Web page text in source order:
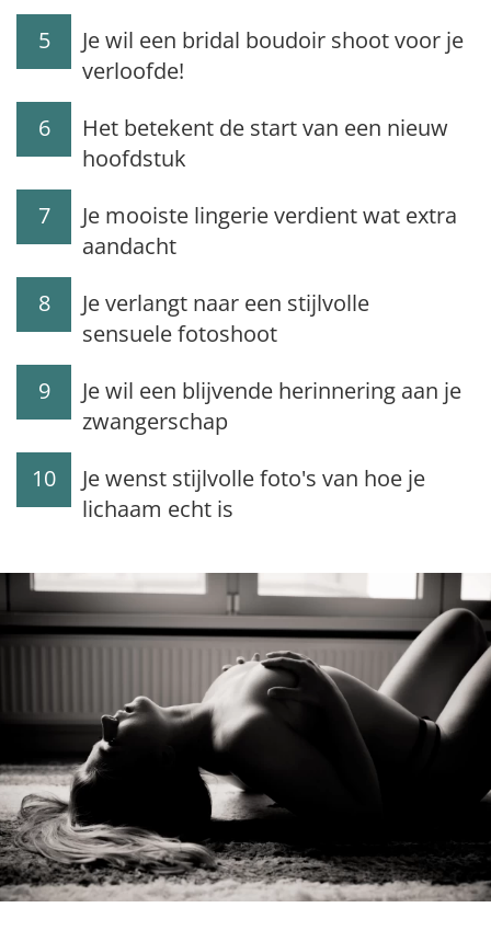
5
Je wil een bridal boudoir shoot voor je
verloofde!
6
Het betekent de start van een nieuw
hoofdstuk
7
Je mooiste lingerie verdient wat extra
aandacht
8
Je verlangt naar een stijlvolle
sensuele fotoshoot
9
Je wil een blijvende herinnering aan je
zwangerschap
10
Je wenst stijlvolle foto's van hoe je
lichaam echt is